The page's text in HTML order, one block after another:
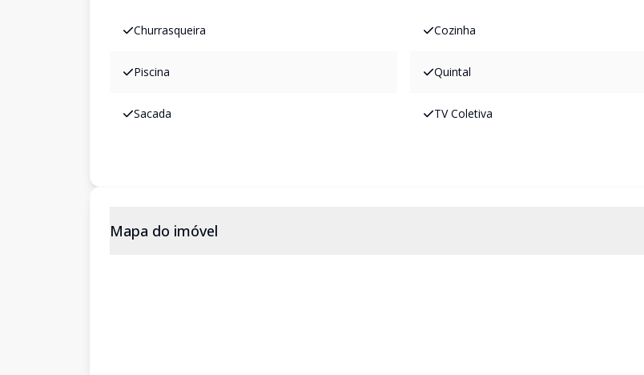
Churrasqueira Cozinha
Piscina Quintal
Sacada TV Coletiva
Mapa do imóvel